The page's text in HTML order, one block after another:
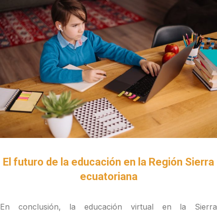
El futuro de la educación en la Región Sierra
ecuatoriana
En conclusión, la educación virtual en la Sierra